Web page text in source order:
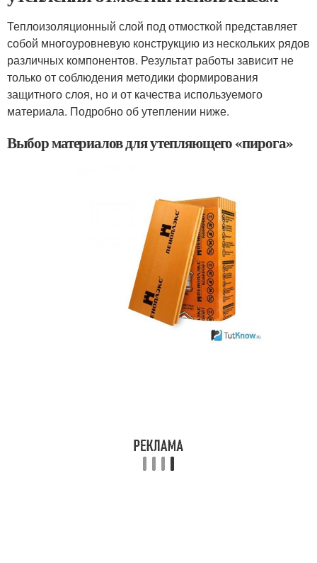
Теплоизоляционный слой под отмосткой представляет
собой многоуровневую конструкцию из нескольких рядов
различных компонентов. Результат работы зависит не
только от соблюдения методики формирования
защитного слоя, но и от качества используемого
материала. Подробно об утеплении ниже.
Выбор материалов для утепляющего «пирога»